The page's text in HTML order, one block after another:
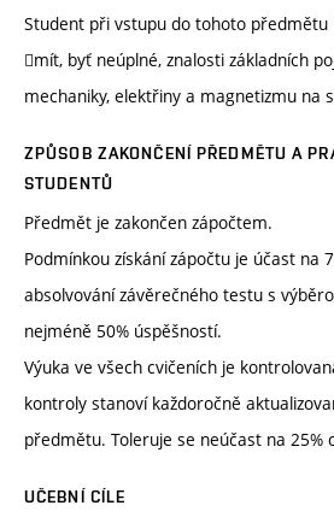
Student při vstupu do tohoto předmětu
mít, byť neúplné, znalosti základních
mechaniky, elektřiny a magnetizmu na
ZPŮSOB ZAKONČENÍ PŘEDMĚTU A
STUDENTŮ
Předmět je zakončen zápočtem.
Podmínkou získání zápočtu je účast na
absolvování závěrečného testu s
nejméně 50% úspěšností.
Výuka ve všech cvičeních je
kontroly stanoví každoročně
předmětu. Toleruje se neúčast na 25%
UČEBNÍ CÍLE